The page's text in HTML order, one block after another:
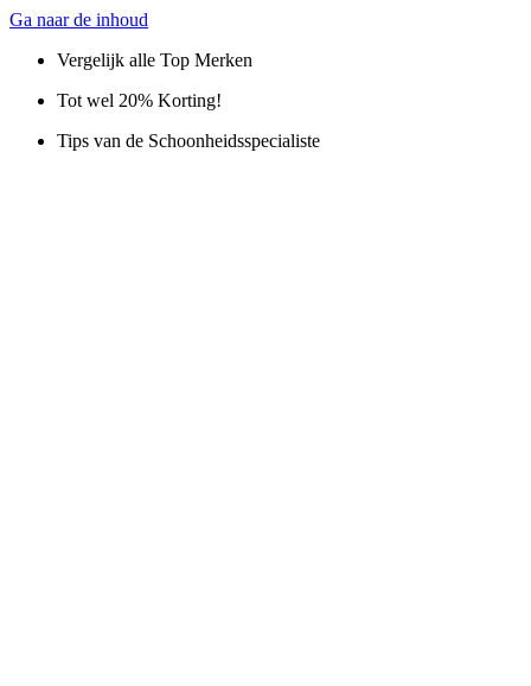
Ga naar de inhoud
Vergelijk alle Top Merken
Tot wel 20% Korting!
Tips van de Schoonheidsspecialiste